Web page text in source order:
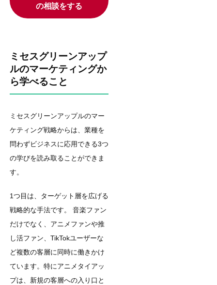
の相談をする
ミセスグリーンアップ
ルのマーケティングか
ら学べること
ミセスグリーンアップルのマー
ケティング戦略からは、業種を
問わずビジネスに応用できる3つ
の学びを読み取ることができま
す。
1つ目は、ターゲット層を広げる
戦略的な手法です。 音楽ファン
だけでなく、アニメファンや推
し活ファン、TikTokユーザーな
ど複数の客層に同時に働きかけ
ています。特にアニメタイアッ
プは、新規の客層への入り口と